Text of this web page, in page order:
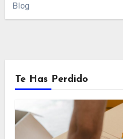
Blog
Te Has Perdido